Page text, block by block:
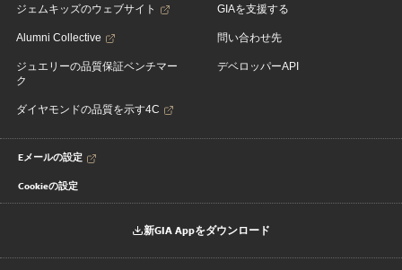
ジェムキッズのウェブサイト
Alumni Collective
ジュエリーの品質保証ベンチマー
ク
ダイヤモンドの品質を示す4C
GIAを支援する
問い合わせ先
デベロッパーAPI
Eメールの設定
Cookieの設定
新GIA Appをダウンロード